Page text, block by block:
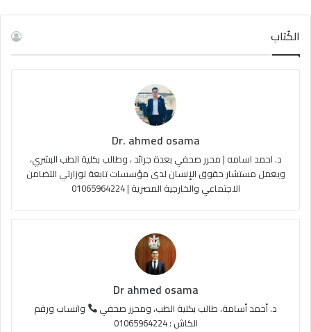
س
ب
u
e
ت
ا
م
ص
ا
ل
م
و
ق
ع
R
S
S
الكُتاب
Dr. ahmed osama
د. احمد اسامه | محرر صحفي بعدة جرائد ، وطالب بكلية الطب البشري،
ويعمل مستشار حقوق الإنسان لدى مؤسسات تابعة لوزارتي التضامن
الاجتماعي والخارجية المصرية | 01065964224
Dr ahmed osama
د. أحمد أسامة، طالب بكلية الطب، ومحرر صحفي
واتساب ورقم
الكاش : 01065964224